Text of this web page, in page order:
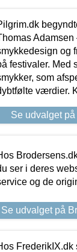
Adamsen
og
festivaler. Med
som
værdier.
Se udvalget
ser i deres
og de
Se udvalget på